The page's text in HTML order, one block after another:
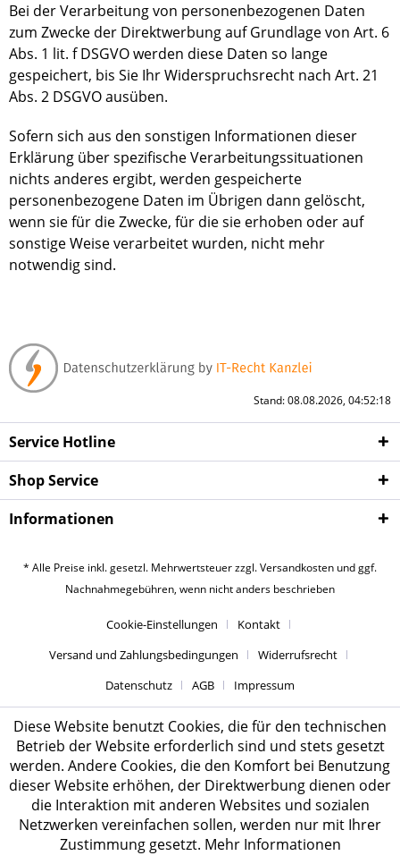
Bei der Verarbeitung von personenbezogenen Daten
zum Zwecke der Direktwerbung auf Grundlage von Art. 6
Abs. 1 lit. f DSGVO werden diese Daten so lange
gespeichert, bis Sie Ihr Widerspruchsrecht nach Art. 21
Abs. 2 DSGVO ausüben.
Sofern sich aus den sonstigen Informationen dieser
Erklärung über spezifische Verarbeitungssituationen
nichts anderes ergibt, werden gespeicherte
personenbezogene Daten im Übrigen dann gelöscht,
wenn sie für die Zwecke, für die sie erhoben oder auf
sonstige Weise verarbeitet wurden, nicht mehr
notwendig sind.
Stand: 08.08.2026, 04:52:18
Service Hotline
Shop Service
Informationen
* Alle Preise inkl. gesetzl. Mehrwertsteuer zzgl.Versandkosten und ggf.
Nachnahmegebühren, wenn nicht anders beschrieben
Cookie-Einstellungen
Kontakt
Versand und Zahlungsbedingungen
Widerrufsrecht
Datenschutz
AGB Impressum
Diese Website benutzt Cookies, die für den technischen
Betrieb der Website erforderlich sind und stets gesetzt
werden. Andere Cookies, die den Komfort bei Benutzung
dieser Website erhöhen, der Direktwerbung dienen oder
die Interaktion mit anderen Websites und sozialen
Netzwerken vereinfachen sollen, werden nur mit Ihrer
Zustimmung gesetzt. Mehr Informationen